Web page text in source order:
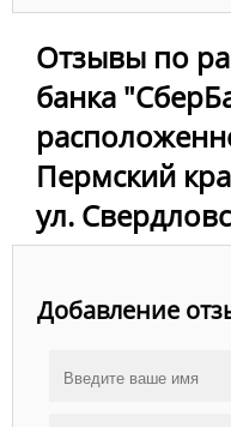
Отзывы по
банка
Пермский
ул.
Добавление